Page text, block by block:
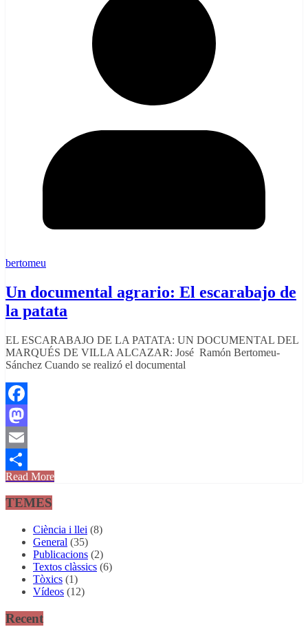
bertomeu
Un documental agrario: El escarabajo de
la patata
EL ESCARABAJO DE LA PATATA: UN DOCUMENTAL DEL
MARQUÉS DE VILLA ALCAZAR: José Ramón Bertomeu-
Sánchez Cuando se realizó el documental
Facebook
Mastodon
Email
Comparteix
Read More
TEMES
Ciència i llei (8)
General (35)
Publicacions (2)
Textos clàssics (6)
Tòxics (1)
Vídeos (12)
Recent